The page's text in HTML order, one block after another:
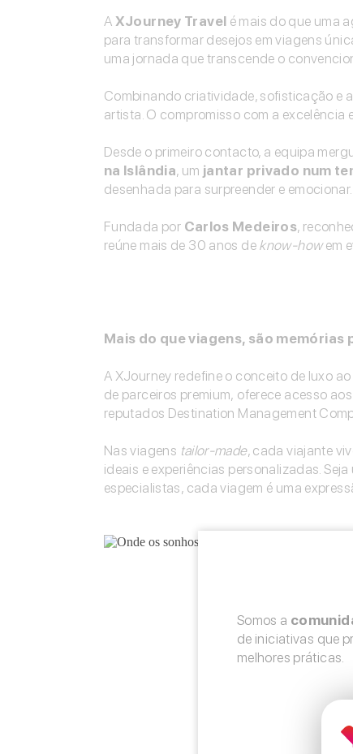
Somos a
de iniciativas que
melhores práticas.
A XJourney Travel é mais do que uma
para transformar desejos em viagens
uma jornada que transcende o
Combinando criatividade, sofisticação e
artista. O compromisso com a
Desde o primeiro contacto, a equipa
na Islândia, um jantar privado num
desenhada para surpreender e emocionar.
Fundada por Carlos Medeiros,
reúne mais de 30 anos de know-howem
Mais do que viagens, são memórias
A XJourney redefine o conceito de luxo
de parceiros premium, oferece acesso
reputados Destination Management
Nas viagens tailor-made, cada viajante
ideais e experiências personalizadas.
especialistas, cada viagem é uma
Somos a
de iniciativas que
melhores práticas.